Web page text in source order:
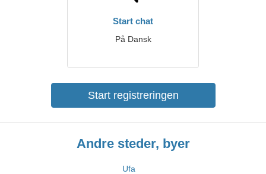
Start chat
På Dansk
Start registreringen
Andre steder, byer
Ufa